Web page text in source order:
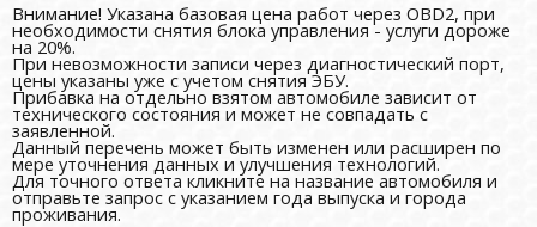
Внимание! Указана базовая цена работ через OBD2, при
необходимости снятия блока управления - услуги дороже
на 20%.
При невозможности записи через диагностический порт,
цены указаны уже с учетом снятия ЭБУ.
Прибавка на отдельно взятом автомобиле зависит от
технического состояния и может не совпадать с
заявленной.
Данный перечень может быть изменен или расширен по
мере уточнения данных и улучшения технологий.
Для точного ответа кликните на название автомобиля и
отправьте запрос с указанием года выпуска и города
проживания.